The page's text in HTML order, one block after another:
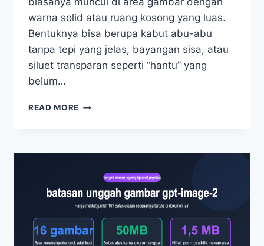
warna solid atau ruang kosong yang luas.
Bentuknya bisa berupa kabut abu-abu
tanpa tepi yang jelas, bayangan sisa, atau
siluet transparan seperti “hantu” yang
belum…
READ MORE BAGAIMANA
BURAM
BELAKANG
PUTIH
NANO
BANANA
PRO?
5